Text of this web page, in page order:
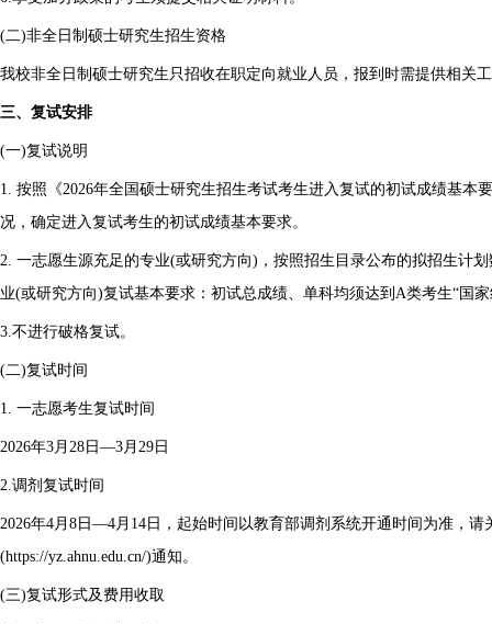
(二)非全日制硕士研究生招生资格
我校非全日制硕士研究生只招收在职定向就业人员，报到时需提供相关
三、复试安排
(一)复试说明
1. 按照《2026年全国硕士研究生招生考试考生进入复试的初试成绩基本
况，确定进入复试考生的初试成绩基本要求。
2. 一志愿生源充足的专业(或研究方向)，按照招生目录公布的拟招生计
业(或研究方向)复试基本要求：初试总成绩、单科均须达到A类考生“国
3.不进行破格复试。
(二)复试时间
1. 一志愿考生复试时间
2026年3月28日—3月29日
2.调剂复试时间
2026年4月8日—4月14日，起始时间以教育部调剂系统开通时间为准，
(https://yz.ahnu.edu.cn/)通知。
(三)复试形式及费用收取